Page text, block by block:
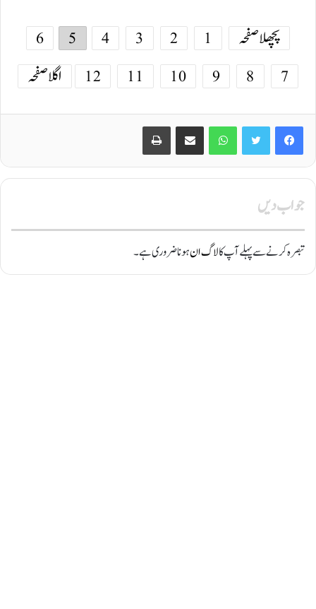
پچھلا صفحہ 1
2
3
4
5
6
7
8
9
10
11
12 اگلا صفحہ
Facebook
Twitter
WhatsApp
Share via Email
Print
جواب دیں
تبصرہ کرنے سے پہلے آپ کالاگ انہونا ضروری ہے۔